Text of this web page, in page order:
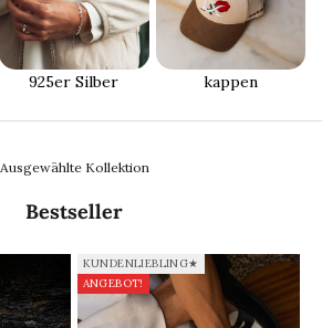
925er Silber kappen
Ausgewählte Kollektion
Bestseller
KUNDENLIEBLING★
ANGEBOT!